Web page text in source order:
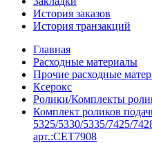
История заказов
История транзакций
Главная
Расходные материалы
Прочие расходные
Ксерокс
Ролики/Комплекты
Комплект роликов
5325/5330/5335/7425/
арт.:CET7908